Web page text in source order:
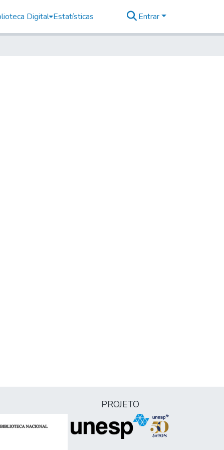
Digital Estatísticas Entrar
PROJETO